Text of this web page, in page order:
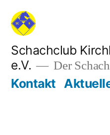
Zum
Inhalt
springen
Schachclub
e.V.
Der
Kontakt